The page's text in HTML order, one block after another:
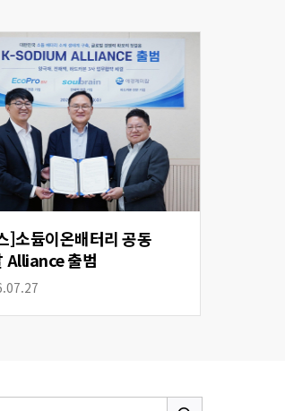
]소듐이온배터리 공동
Alliance 출범